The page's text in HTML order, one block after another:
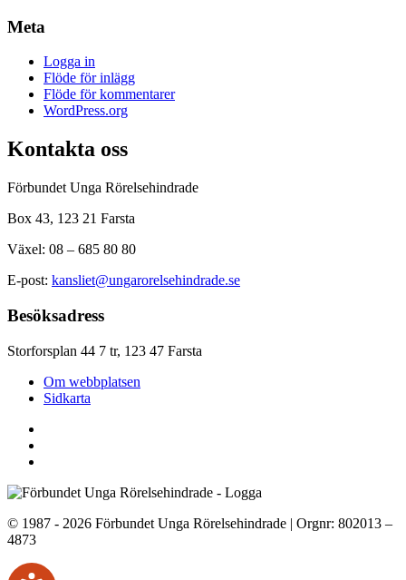
Meta
Logga in
Flöde för inlägg
Flöde för kommentarer
WordPress.org
Kontakta oss
Förbundet Unga Rörelsehindrade
Box 43, 123 21 Farsta
Växel: 08 – 685 80 80
E-post: kansliet@ungarorelsehindrade.se
Besöksadress
Storforsplan 44 7 tr, 123 47 Farsta
Om webbplatsen
Sidkarta
© 1987 - 2026 Förbundet Unga Rörelsehindrade | Orgnr: 802013 –
4873